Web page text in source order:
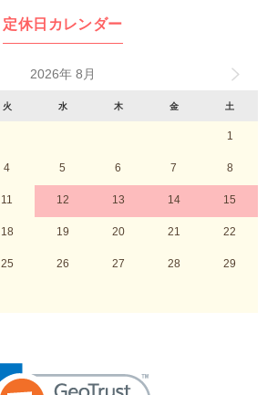
定休日カレンダー
2026年 8月
火 水 木 金 土
1
4 5 6 7 8
11 12 13 14 15
18 19 20 21 22
25 26 27 28 29